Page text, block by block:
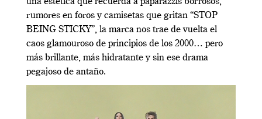
rumores en foros y camisetas que gritan “STOP
BEING STICKY”, la marca nos trae de vuelta el
caos glamouroso de principios de los 2000… pero
más brillante, más hidratante y sin ese drama
pegajoso de antaño.